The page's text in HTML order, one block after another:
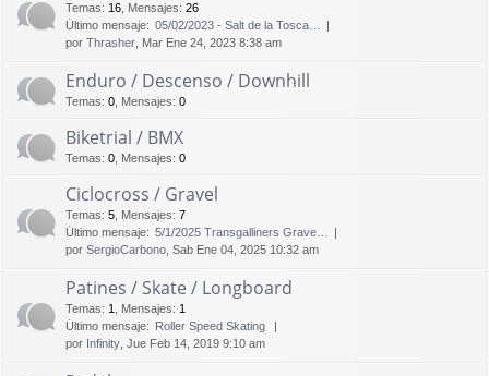
Temas: 16 Mensajes: 26
Último mensaje: 05/02/2023 - Salt de la Tosca…
por Thrasher , Mar Ene 24, 2023 8:38 am
Enduro / Descenso / Downhill
Temas: 0 Mensajes: 0
Biketrial / BMX
Temas: 0 Mensajes: 0
Ciclocross / Gravel
Temas: 5 Mensajes: 7
Último mensaje: 5/1/2025 Transgalliners Grave…
por SergioCarbono , Sab Ene 04, 2025 10:32 am
Patines / Skate / Longboard
Temas: 1 Mensajes: 1
Último mensaje: Roller Speed Skating
por Infinity , Jue Feb 14, 2019 9:10 am